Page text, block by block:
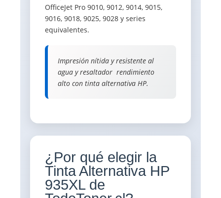
OfficeJet Pro 9010, 9012, 9014, 9015,
9016, 9018, 9025, 9028 y series
equivalentes.
Impresión nítida y resistente al
agua y resaltador  rendimiento
alto con tinta alternativa HP.
¿Por qué elegir la
Tinta Alternativa HP
935XL de